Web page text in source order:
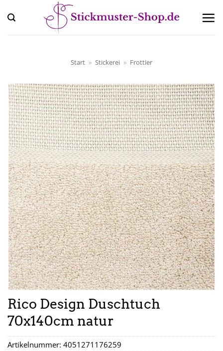
Inhalt
springen
Start » Stickerei » Frottier
Rico Design Duschtuch
70x140cm natur
Artikelnummer: 4051271176259